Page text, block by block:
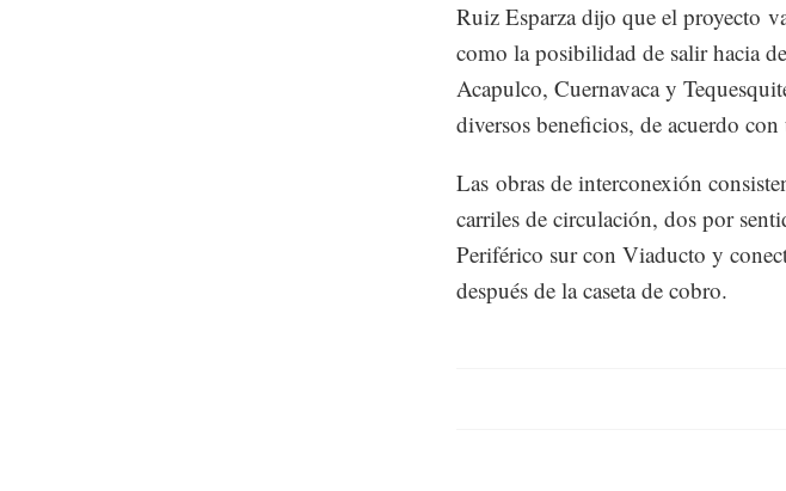
Ruiz Esparza dijo que el proyecto
como la posibilidad de salir hacia
Acapulco, Cuernavaca y
diversos beneficios, de acuerdo
Las obras de interconexión
carriles de circulación, dos por
Periférico sur con Viaducto y
después de la caseta de cobro.